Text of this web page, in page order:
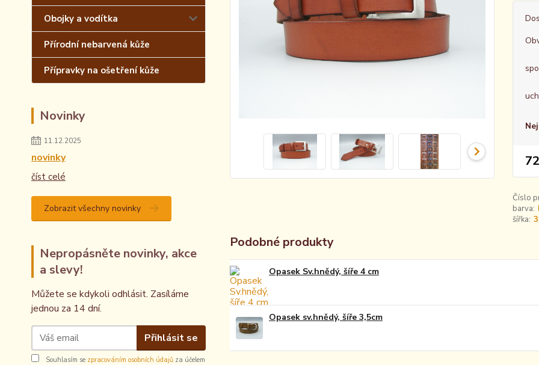
Obojky a vodítka
Přírodní nebarvená kůže
Přípravky na ošetření kůže
Novinky
11.12.2025
novinky
číst celé
Zobrazit všechny novinky
Nepropásněte novinky, akce
a slevy!
Můžete se kdykoli odhlásit. Zasíláme
jednou za 14 dní.
Přihlásit se
Souhlasím se zpracováním osobních údajů za účelem
Číslo
barva:
šířka:
Podobné produkty
Opasek Sv.hnědý, šíře 4 cm
Opasek sv.hnědý, šíře 3,5cm